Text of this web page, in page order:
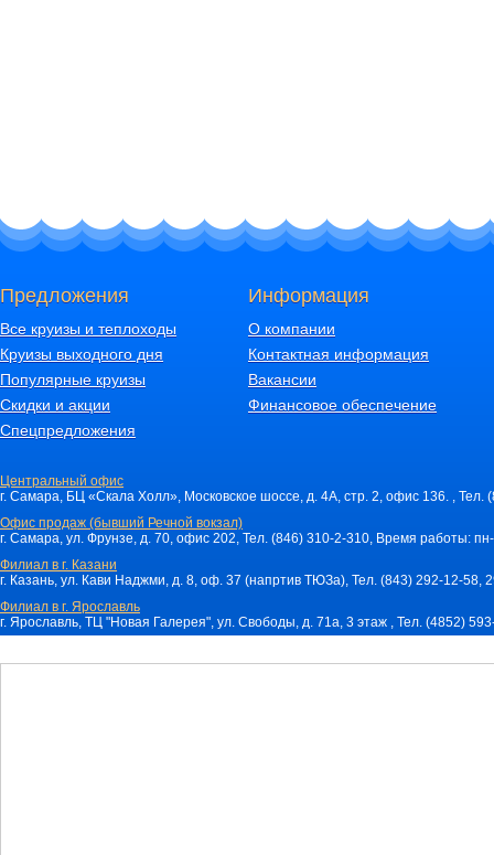
Предложения
Все круизы и теплоходы
Круизы выходного дня
Популярные круизы
Скидки и акции
Спецпредложения
Информация
О компании
Контактная информация
Вакансии
Финансовое обеспечение
Центральный офис
г. Самара, БЦ «Скала Холл», Московское шоссе, д. 4А, стр. 2, офис 136. ,
Офис продаж (бывший Речной вокзал)
г. Самара, ул. Фрунзе, д. 70, офис 202, Тел. (846) 310-2-310, Время работы:
Филиал в г. Казани
г. Казань, ул. Кави Наджми, д. 8, оф. 37 (напртив ТЮЗа), Тел. (843) 292-12-
Филиал в г. Ярославль
г. Ярославль, ТЦ "Новая Галерея", ул. Свободы, д. 71a, 3 этаж , Тел. (4852)